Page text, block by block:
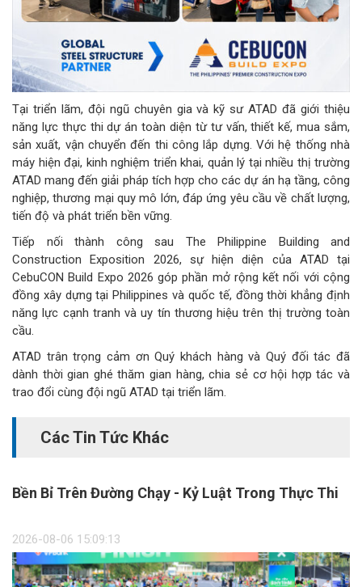
Tại triển lãm, đội ngũ chuyên gia và kỹ sư ATAD đã giới thiệu
năng lực thực thi dự án toàn diện từ tư vấn, thiết kế, mua sắm,
sản xuất, vận chuyển đến thi công lắp dựng. Với hệ thống nhà
máy hiện đại, kinh nghiệm triển khai, quản lý tại nhiều thị trường
ATAD mang đến giải pháp tích hợp cho các dự án hạ tầng, công
nghiệp, thương mại quy mô lớn, đáp ứng yêu cầu về chất lượng,
tiến độ và phát triển bền vững.
Tiếp nối thành công sau The Philippine Building and
Construction Exposition 2026, sự hiện diện của ATAD tại
CebuCON Build Expo 2026 góp phần mở rộng kết nối với cộng
đồng xây dựng tại Philippines và quốc tế, đồng thời khẳng định
năng lực cạnh tranh và uy tín thương hiệu trên thị trường toàn
cầu.
ATAD trân trọng cảm ơn Quý khách hàng và Quý đối tác đã
dành thời gian ghé thăm gian hàng, chia sẻ cơ hội hợp tác và
trao đổi cùng đội ngũ ATAD tại triển lãm.
Các Tin Tức Khác
Bền Bỉ Trên Đường Chạy - Kỷ Luật Trong Thực Thi
2026-08-06 15:09:13